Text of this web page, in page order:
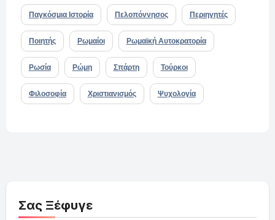
Παγκόσμια Ιστορία Πελοπόννησος Περιηγητές
Ποιητής Ρωμαίοι Ρωμαϊκή Αυτοκρατορία
Ρωσία Ρώμη Σπάρτη Τούρκοι
Φιλοσοφία Χριστιανισμός Ψυχολογία
Σας Ξέφυγε